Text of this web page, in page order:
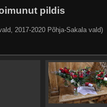
pildis
2017-2020 Põhja-Sakala vald)